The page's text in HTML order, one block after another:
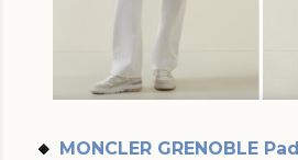
🔸 MONCLER GRENOBLE